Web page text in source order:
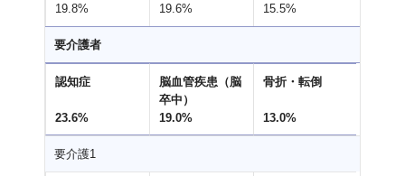
19.8% 19.6% 15.5%
要介護者
認知症
23.6%
脳血管疾患（脳
卒中）
19.0%
骨折・転倒
13.0%
要介護1